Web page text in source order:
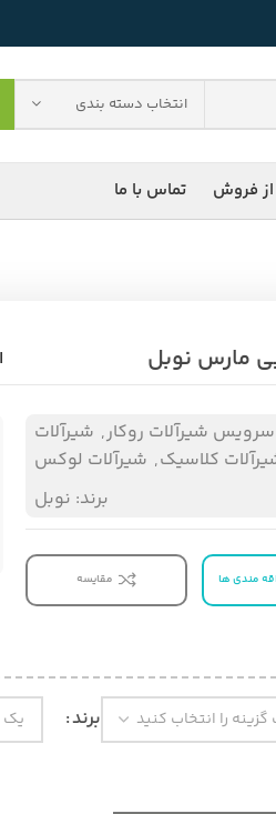
انتخاب دسته بندی
فروش تماس با ما
مارس نوبل
سرویس شیرآلات روکار, شیرآلات
کلاسیک, شیرآلات لوکس
برند: نوبل
مندی ها مقایسه
برند